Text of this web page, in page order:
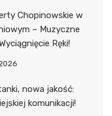
Chopinowskie w
– Muzyczne
Ręki!
nowa jakość:
komunikacji!